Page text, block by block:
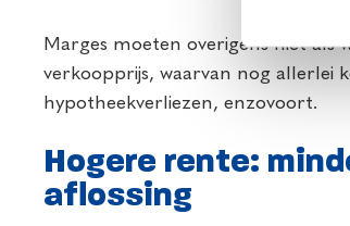
Marges moeten overigens niet als
verkoopprijs, waarvan nog allerlei
hypotheekverliezen, enzovoort.
Hogere rente:
aflossing